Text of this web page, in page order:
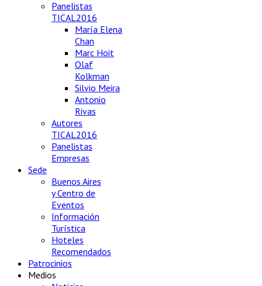
Panelistas
TICAL2016
María Elena
Chan
Marc Hoit
Olaf
Kolkman
Silvio Meira
Antonio
Rivas
Autores
TICAL2016
Panelistas
Empresas
Sede
Buenos Aires
y Centro de
Eventos
Información
Turística
Hoteles
Recomendados
Patrocinios
Medios